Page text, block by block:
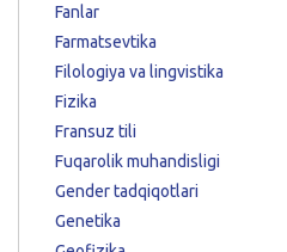
Fanlar
Farmatsevtika
Filologiya va lingvistika
Fizika
Fransuz tili
Fuqarolik muhandisligi
Gender tadqiqotlari
Genetika